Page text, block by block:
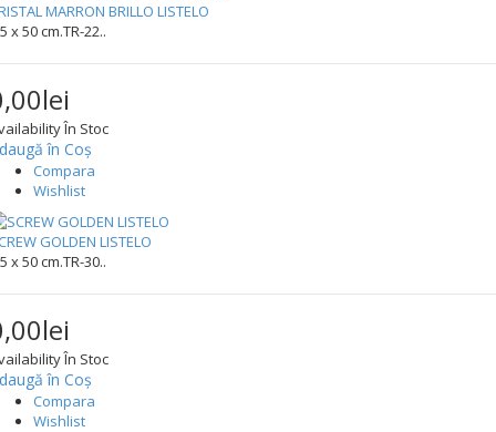
MARRON BRILLO LISTELO
x 50 cm.TR-22..
În Stoc
în Coş
Compara
Wishlist
GOLDEN LISTELO
x 50 cm.TR-30..
În Stoc
în Coş
Compara
Wishlist